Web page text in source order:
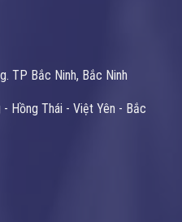
TP Bắc Ninh, Bắc Ninh
Hồng Thái - Việt Yên - Bắc